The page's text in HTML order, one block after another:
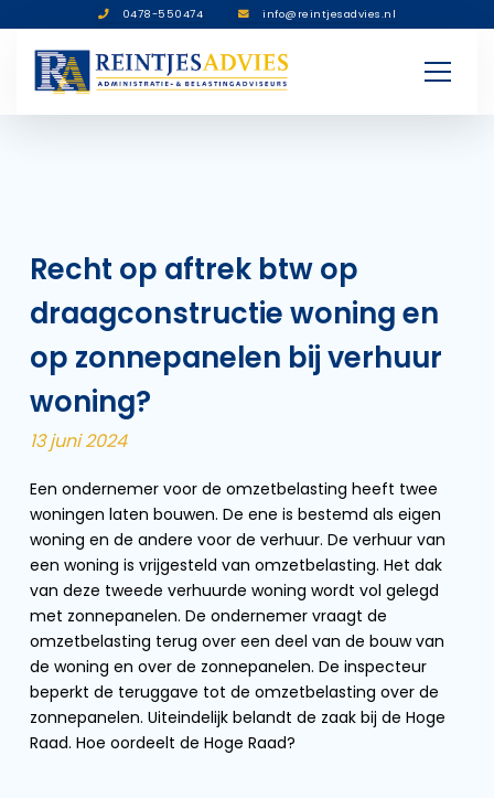
0478-550474 info@reintjesadvies.nl
Recht op aftrek btw op
draagconstructie woning en
op zonnepanelen bij verhuur
woning?
13 juni 2024
Een ondernemer voor de omzetbelasting heeft twee
woningen laten bouwen. De ene is bestemd als eigen
woning en de andere voor de verhuur. De verhuur van
een woning is vrijgesteld van omzetbelasting. Het dak
van deze tweede verhuurde woning wordt vol gelegd
met zonnepanelen. De ondernemer vraagt de
omzetbelasting terug over een deel van de bouw van
de woning en over de zonnepanelen. De inspecteur
beperkt de teruggave tot de omzetbelasting over de
zonnepanelen. Uiteindelijk belandt de zaak bij de Hoge
Raad. Hoe oordeelt de Hoge Raad?